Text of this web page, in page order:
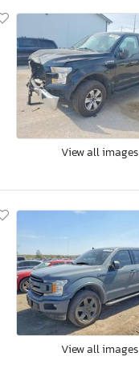
View all images
View all images